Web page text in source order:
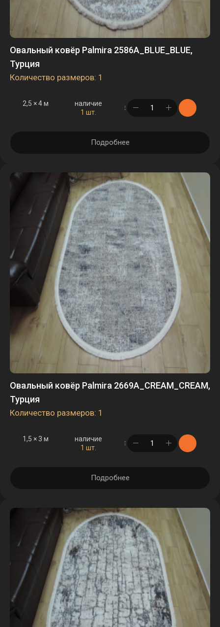
Овальный ковёр Palmira 2586A_BLUE_BLUE,
Турция
Количество размеров: 1
2,5 × 4 м
наличие
1 шт.
в корзине
Подробнее
Овальный ковёр Palmira 2669A_CREAM_CREAM,
Турция
Количество размеров: 1
1,5 × 3 м
наличие
1 шт.
в корзине
Подробнее